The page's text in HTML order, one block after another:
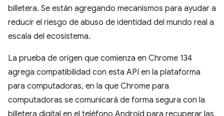
billetera. Se están agregando mecanismos para ayudar a
reducir el riesgo de abuso de identidad del mundo real a
escala del ecosistema.
La prueba de origen que comienza en Chrome 134
agrega compatibilidad con esta API en la plataforma
para computadoras, en la que Chrome para
computadoras se comunicará de forma segura con la
billetera digital en el teléfono Android para recuperar las